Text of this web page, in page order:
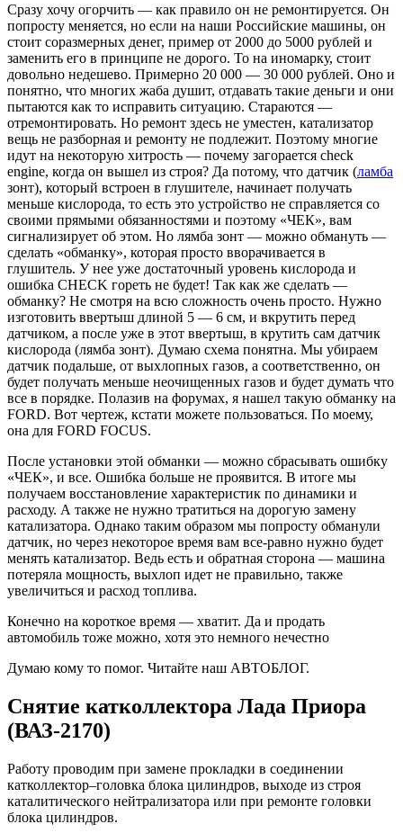
Сразу хочу огорчить — как правило он не ремонтируется. Он
попросту меняется, но если на наши Российские машины, он
стоит соразмерных денег, пример от 2000 до 5000 рублей и
заменить его в принципе не дорого. То на иномарку, стоит
довольно недешево. Примерно 20 000 — 30 000 рублей. Оно и
понятно, что многих жаба душит, отдавать такие деньги и они
пытаются как то исправить ситуацию. Стараются —
отремонтировать. Но ремонт здесь не уместен, катализатор
вещь не разборная и ремонту не подлежит. Поэтому многие
идут на некоторую хитрость — почему загорается check
engine, когда он вышел из строя? Да потому, что датчик (ламба
зонт), который встроен в глушителе, начинает получать
меньше кислорода, то есть это устройство не справляется со
своими прямыми обязанностями и поэтому «ЧЕК», вам
сигнализирует об этом. Но лямба зонт — можно обмануть —
сделать «обманку», которая просто вворачивается в
глушитель. У нее уже достаточный уровень кислорода и
ошибка CHECK гореть не будет! Так как же сделать —
обманку? Не смотря на всю сложность очень просто. Нужно
изготовить ввертыш длиной 5 — 6 см, и вкрутить перед
датчиком, а после уже в этот ввертыш, в крутить сам датчик
кислорода (лямба зонт). Думаю схема понятна. Мы убираем
датчик подальше, от выхлопных газов, а соответственно, он
будет получать меньше неочищенных газов и будет думать что
все в порядке. Полазив на форумах, я нашел такую обманку на
FORD. Вот чертеж, кстати можете пользоваться. По моему,
она для FORD FOCUS.
После установки этой обманки — можно сбрасывать ошибку
«ЧЕК», и все. Ошибка больше не проявится. В итоге мы
получаем восстановление характеристик по динамики и
расходу. А также не нужно тратиться на дорогую замену
катализатора. Однако таким образом мы попросту обманули
датчик, но через некоторое время вам все-равно нужно будет
менять катализатор. Ведь есть и обратная сторона — машина
потеряла мощность, выхлоп идет не правильно, также
увеличиться и расход топлива.
Конечно на короткое время — хватит. Да и продать
автомобиль тоже можно, хотя это немного нечестно
Думаю кому то помог. Читайте наш АВТОБЛОГ.
Снятие катколлектора Лада Приора
(ВАЗ-2170)
Работу проводим при замене прокладки в соединении
катколлектор–головка блока цилиндров, выходе из строя
каталитического нейтрализатора или при ремонте головки
блока цилиндров.